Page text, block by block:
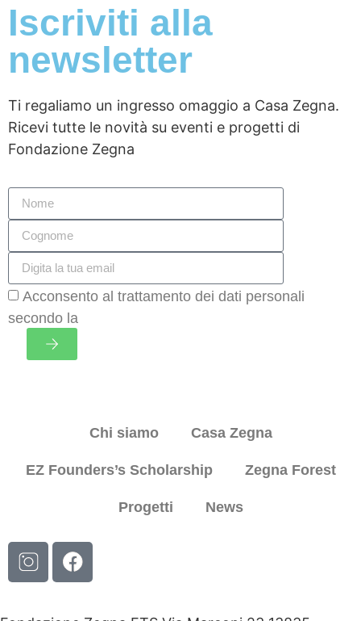
Iscriviti alla
newsletter
Ti regaliamo un ingresso omaggio a Casa Zegna.
Ricevi tutte le novità su eventi e progetti di
Fondazione Zegna
Acconsento al trattamento dei dati personali
secondo la
Chi siamo Casa Zegna
EZ Founders’s Scholarship Zegna Forest
Progetti News